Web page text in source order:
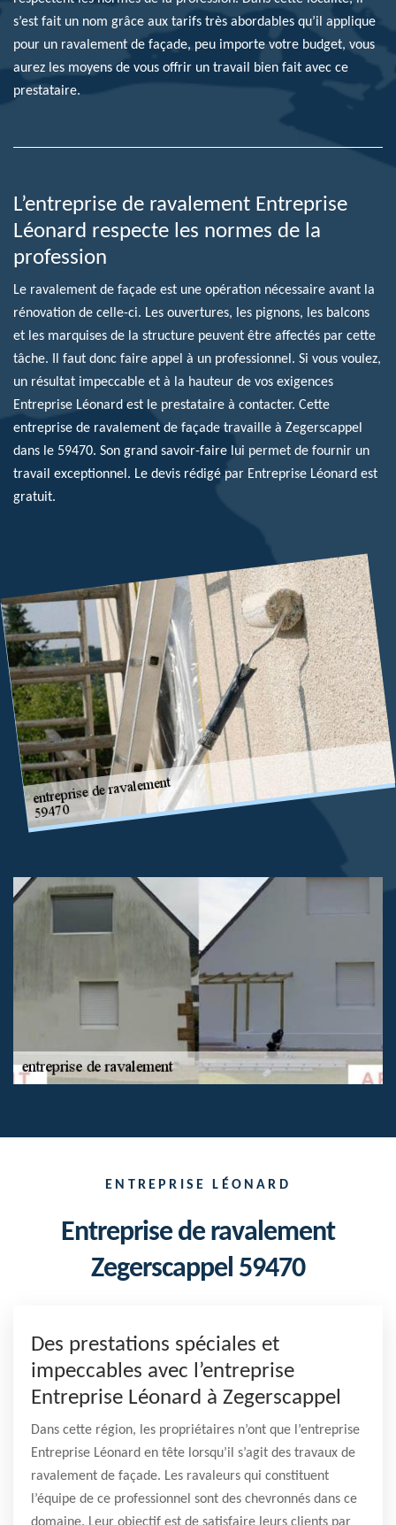
s’est fait un nom grâce aux tarifs très abordables qu’il applique
pour un ravalement de façade, peu importe votre budget, vous
aurez les moyens de vous offrir un travail bien fait avec ce
prestataire.
L’entreprise de ravalement Entreprise
Léonard respecte les normes de la
profession
Le ravalement de façade est une opération nécessaire avant la
rénovation de celle-ci. Les ouvertures, les pignons, les balcons
et les marquises de la structure peuvent être affectés par cette
tâche. Il faut donc faire appel à un professionnel. Si vous voulez,
un résultat impeccable et à la hauteur de vos exigences
Entreprise Léonard est le prestataire à contacter. Cette
entreprise de ravalement de façade travaille à Zegerscappel
dans le 59470. Son grand savoir-faire lui permet de fournir un
travail exceptionnel. Le devis rédigé par Entreprise Léonard est
gratuit.
ENTREPRISE LÉONARD
Entreprise de ravalement
Zegerscappel 59470
Des prestations spéciales et
impeccables avec l’entreprise
Entreprise Léonard à Zegerscappel
Dans cette région, les propriétaires n’ont que l’entreprise
Entreprise Léonard en tête lorsqu’il s’agit des travaux de
ravalement de façade. Les ravaleurs qui constituent
l’équipe de ce professionnel sont des chevronnés dans ce
domaine. Leur objectif est de satisfaire leurs clients par